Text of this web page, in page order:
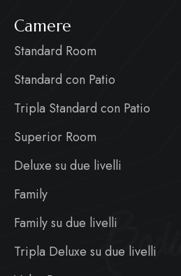
Camere
Standard Room
Standard con Patio
Tripla Standard con Patio
Superior Room
Deluxe su due livelli
Family
Family su due livelli
Tripla Deluxe su due livelli
Badiula